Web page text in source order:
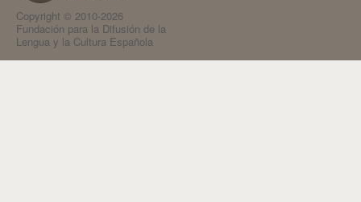
Copyright © 2010-2026
Fundación para la Difusión de la
Lengua y la Cultura Española